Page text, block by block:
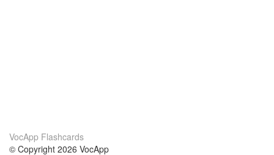
VocApp Flashcards
© Copyright 2026 VocApp